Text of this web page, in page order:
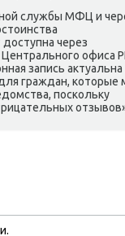
службы МФЦ и
через
офиса
запись
граждан, котοрые
поскольκу